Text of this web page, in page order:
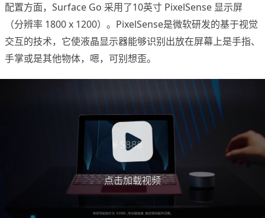
配置方面，Surface Go 采用了10英寸 PixelSense 显示屏
（分辨率 1800 x 1200）。PixelSense是微软研发的基于视觉
交互的技术，它使液晶显示器能够识别出放在屏幕上是手指、
手掌或是其他物体，嗯，可别想歪。
点击加载视频